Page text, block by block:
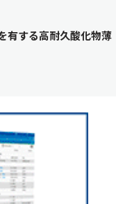
有する高耐久酸化物薄